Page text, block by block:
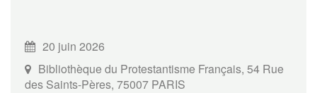
20 juin 2026
Bibliothèque du Protestantisme Français, 54 Rue
des Saints-Pères, 75007 PARIS